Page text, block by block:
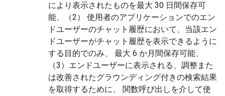
により表示されたものを最大 30 日間保存可
能、（2） 使用者のアプリケーションでのエン
ドユーザーのチャット履歴において、当該エン
ドユーザーがチャット履歴を表示できるように
する目的でのみ、 最大 6 か月間保存可能、
（3）エンドユーザーに表示される、調整また
は改善されたグラウンディング付きの検索結果
を取得するために、 関数呼び出しを介して使